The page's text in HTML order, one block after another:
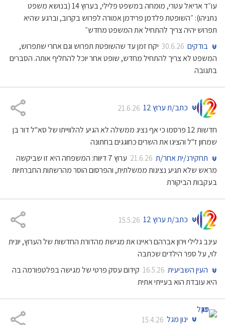
עו״ד אריאל עטרי, מומחה במשפט פלילי, בערוץ 14 (בנושא משפט
נתניהו): ״השופטת פלדמן פרידמן אמורה לפרוש בקרוב, וברגע שהיא
תפרוש יהיה צריך להתחיל את המשפט מחדש״
בודקים 30.6.26 יקח זמן עד שהשופטת תפרוש וגם אחרי שתפרוש,
המשפט לא צריך להתחיל מחדש, שופט אחר יוכל להחליף אותה. הסברים
בתגובה
כתב/ת ערוץ 12 21.6.26
חדשות 12 פרסמו כי אף נציג ממשלה לא הגיע להלווייתו של סא"ל דור בן
שמחון ז"ל והציגו את השרים כחוגגים בחתונה
תחקירנ/ית אחר/ת 21.6.26
ערוץ 7 דיווח: המשפחה היא זו שביקשה
מראש שלא תגיע נציגות ממשלתית, והפרסום הוסר מהרשתות החברתיות
בעקבות הביקורת
כתב/ת ערוץ 12 15.5.26
עינב גלילי וירון אברהם ראיינו את מגישת מהדורת החדשות של הערוץ, יונית
לוי, על ספר הילדים שכתבה
העין השביעית 16.5.26 קידום עסק פרטי של מגישה בפלטפורמה בה
היא עובדת הוא בעייתי אתית
ינון מגל 15.4.26